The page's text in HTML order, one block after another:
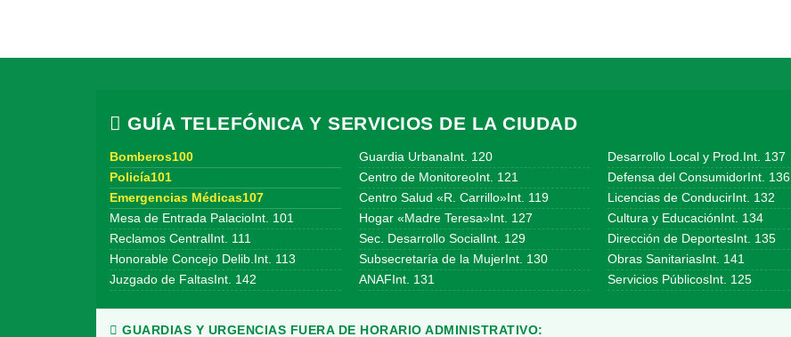
GUÍA TELEFÓNICA Y SERVICIOS DE LA CIUDAD
Bomberos100
Policía101
Emergencias Médicas107
Mesa de Entrada PalacioInt. 101
Reclamos CentralInt. 111
Honorable Concejo Delib.Int. 113
Juzgado de FaltasInt. 142
Guardia UrbanaInt. 120
Centro de MonitoreoInt. 121
Centro Salud «R. Carrillo»Int. 119
Hogar «Madre Teresa»Int. 127
Sec. Desarrollo SocialInt. 129
Subsecretaría de la MujerInt. 130
ANAFInt. 131
Desarrollo Local y Prod.Int. 137
Defensa del ConsumidorInt. 136
Licencias de ConducirInt. 132
Cultura y EducaciónInt. 134
Dirección de DeportesInt. 135
Obras SanitariasInt. 141
Servicios PúblicosInt. 125
GUARDIAS Y URGENCIAS FUERA DE HORARIO ADMINISTRATIVO: